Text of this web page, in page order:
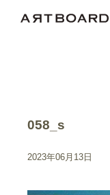
058_s
2023年06月13日